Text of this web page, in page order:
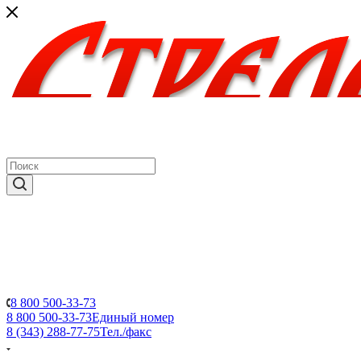
8 800 500-33-73
8 800 500-33-73Единый номер
8 (343) 288-77-75Тел./факс